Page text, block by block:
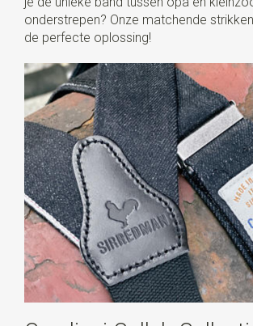
onderstrepen? Onze matchende
de perfecte oplossing!